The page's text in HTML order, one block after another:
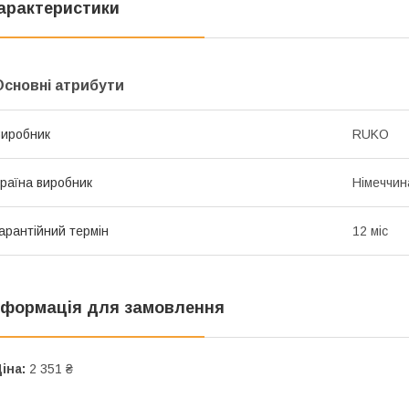
атрибути
RUKO
виробник
термін 12 міс
для замовлення
2 351 ₴